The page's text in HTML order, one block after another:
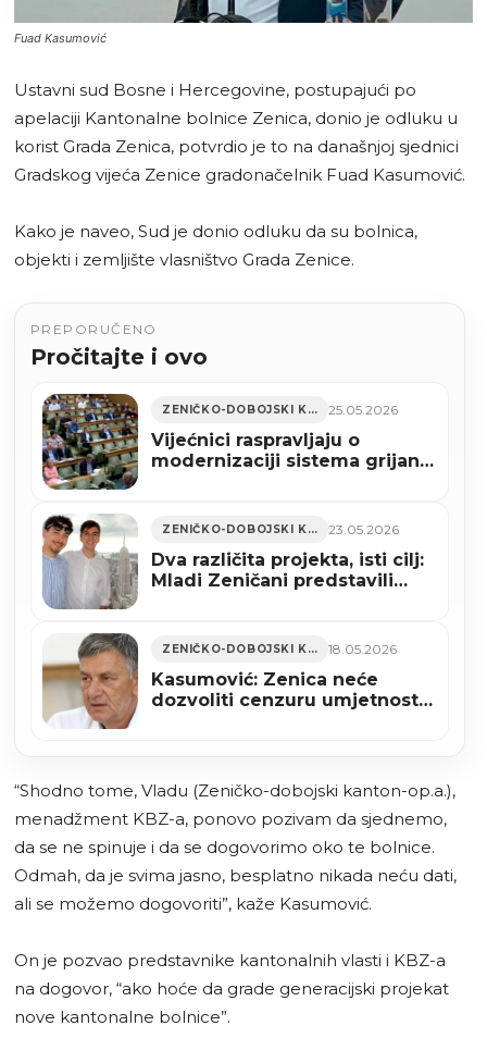
Fuad Kasumović
Ustavni sud Bosne i Hercegovine, postupajući po
apelaciji Kantonalne bolnice Zenica, donio je odluku u
korist Grada Zenica, potvrdio je to na današnjoj sjednici
Gradskog vijeća Zenice gradonačelnik Fuad Kasumović.
Kako je naveo, Sud je donio odluku da su bolnica,
objekti i zemljište vlasništvo Grada Zenice.
PREPORUČENO
Pročitajte i ovo
ZENIČKO-DOBOJSKI KANTON 25.05.2026
Vijećnici raspravljaju o
modernizaciji sistema grijanja
ZENIČKO-DOBOJSKI KANTON 23.05.2026
Dva različita projekta, isti cilj:
Mladi Zeničani predstavili
ZENIČKO-DOBOJSKI KANTON 18.05.2026
Kasumović: Zenica neće
dozvoliti cenzuru umjetnosti
“Shodno tome, Vladu (Zeničko-dobojski kanton-op.a.),
menadžment KBZ-a, ponovo pozivam da sjednemo,
da se ne spinuje i da se dogovorimo oko te bolnice.
Odmah, da je svima jasno, besplatno nikada neću dati,
ali se možemo dogovoriti”, kaže Kasumović.
On je pozvao predstavnike kantonalnih vlasti i KBZ-a
na dogovor, “ako hoće da grade generacijski projekat
nove kantonalne bolnice”.